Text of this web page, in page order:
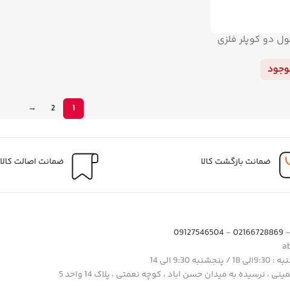
دو کوپلر فلزی
1
2
→
ضمانت بازگشت کالا ضمانت اصالت کالا
02166728869
-
09127546504
الی 14
، نرسیده به میدان حسن اباد ، کوچه نعمتی ، پلاک 14 واحد 5